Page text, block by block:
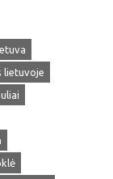
lietuvoje